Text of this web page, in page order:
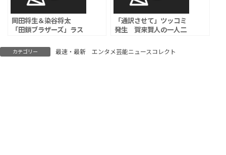
岡田将生＆染谷将太
「田鎖ブラザーズ」ラス
幕登場か？」と視聴者反
響
「通訳させて」ツッコミ
発生 賀来賢人の一人二
カテゴリー 最速・最新 エンタメ芸能ニュースコレクト